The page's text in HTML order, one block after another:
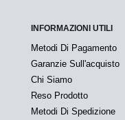
INFORMAZIONI UTILI
Metodi Di Pagamento
Garanzie Sull'acquisto
Chi Siamo
Reso Prodotto
Metodi Di Spedizione